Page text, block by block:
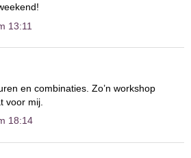
13:11
en combinaties. Zo’n workshop
voor mij.
18:14